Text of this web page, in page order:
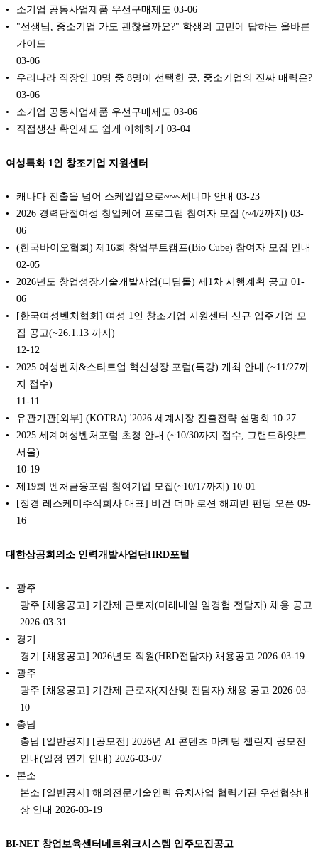
소기업 공동사업제품 우선구매제도 03-06
"선생님, 중소기업 가도 괜찮을까요?" 학생의 고민에 답하는 올바른
가이드
03-06
우리나라 직장인 10명 중 8명이 선택한 곳, 중소기업의 진짜 매력은?
03-06
소기업 공동사업제품 우선구매제도 03-06
직접생산 확인제도 쉽게 이해하기 03-04
여성특화 1인 창조기업 지원센터
캐나다 진출을 넘어 스케일업으로~~~세니마 안내 03-23
2026 경력단절여성 창업케어 프로그램 참여자 모집 (~4/2까지) 03-
06
(한국바이오협회) 제16회 창업부트캠프(Bio Cube) 참여자 모집 안내
02-05
2026년도 창업성장기술개발사업(디딤돌) 제1차 시행계획 공고 01-
06
[한국여성벤처협회] 여성 1인 창조기업 지원센터 신규 입주기업 모
집 공고(~26.1.13 까지)
12-12
2025 여성벤처&스타트업 혁신성장 포럼(특강) 개최 안내 (~11/27까
지 접수)
11-11
유관기관[외부] (KOTRA) '2026 세계시장 진출전략 설명회 10-27
2025 세계여성벤처포럼 초청 안내 (~10/30까지 접수, 그랜드하얏트
서울)
10-19
제19회 벤처금융포럼 참여기업 모집(~10/17까지) 10-01
[정경 레스케미주식회사 대표] 비건 더마 로션 해피빈 펀딩 오픈 09-
16
대한상공회의소 인력개발사업단HRD포털
광주
광주 [채용공고] 기간제 근로자(미래내일 일경험 전담자) 채용 공고
2026-03-31
경기
경기 [채용공고] 2026년도 직원(HRD전담자) 채용공고 2026-03-19
광주
광주 [채용공고] 기간제 근로자(지산맞 전담자) 채용 공고 2026-03-
10
충남
충남 [일반공지] [공모전] 2026년 AI 콘텐츠 마케팅 챌린지 공모전
안내(일정 연기 안내) 2026-03-07
본소
본소 [일반공지] 해외전문기술인력 유치사업 협력기관 우선협상대
상 안내 2026-03-19
BI-NET 창업보육센터네트워크시스템 입주모집공고